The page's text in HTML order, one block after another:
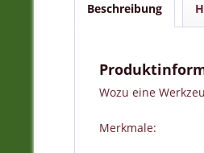
Beschreibung
Wozu eine
Merkmale: